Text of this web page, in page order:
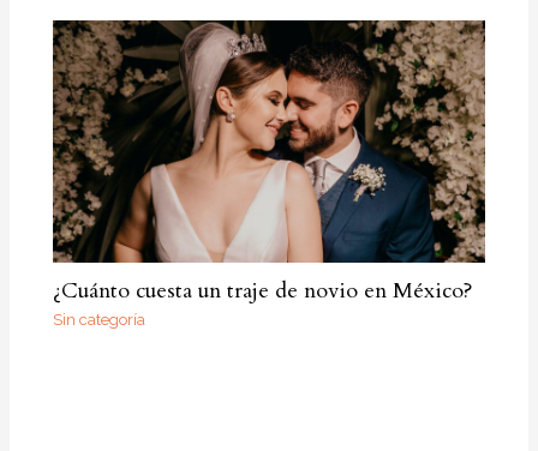
¿Cuánto cuesta un traje de novio en México?
Sin categoría